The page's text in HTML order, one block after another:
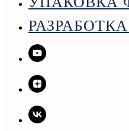
+7 906 728 28 01
ВАКАНСИЙ